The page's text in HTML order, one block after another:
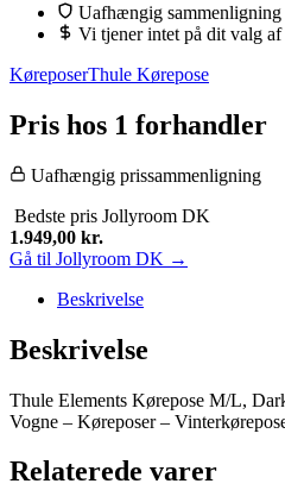
Uafhængig sammenligning
Vi tjener intet på dit valg
KøreposerThule Kørepose
Pris hos 1 forhandler
Uafhængig prissammenligning
Bedste pris Jollyroom DK
1.949,00 kr.
Gå til Jollyroom DK →
Beskrivelse
Beskrivelse
Thule Elements Kørepose M/L,
Vogne – Køreposer –
Relaterede varer